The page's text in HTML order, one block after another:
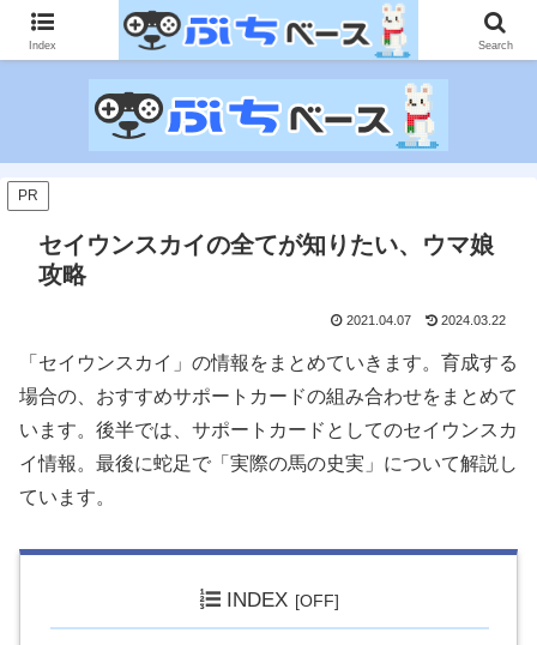
ゲームに課金して得た情報をゲーム記事に仕上げて、収益以上の課金をする無
限機関サイトです。
PR
セイウンスカイの全てが知りたい、ウマ娘
攻略
2021.04.07 2024.03.22
「セイウンスカイ」の情報をまとめていきます。育成する
場合の、おすすめサポートカードの組み合わせをまとめて
います。後半では、サポートカードとしてのセイウンスカ
イ情報。最後に蛇足で「実際の馬の史実」について解説し
ています。
INDEX
Index Search